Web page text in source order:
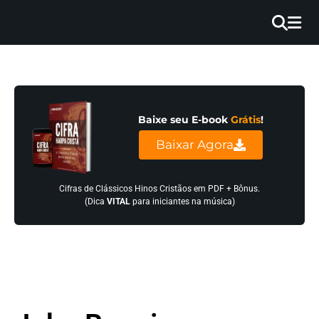
EBOOK
GRÁTIS
GUITAR
Baixe seu E-book Grátis!
Baixar Agora
Cifras de Clássicos Hinos Cristãos em PDF + Bônus.
(Dica VITALpara iniciantes na música)